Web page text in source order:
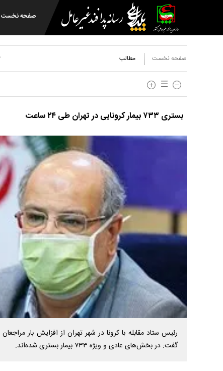
صفحه نخست
صفحه نخست مطالب
بستری ۷۳۳ بیمار کرونایی در تهران طی ۲۴ ساعت
رئیس ستاد مقابله با کرونا در شهر تهران از افزایش بار
گفت: در بخش‌های عادی و ویژه ۷۳۳ بیمار بستری شده‌اند.